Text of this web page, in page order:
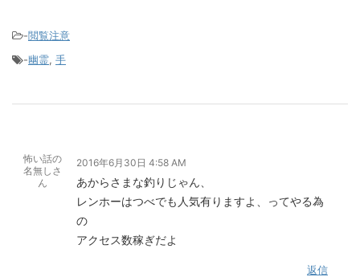
-閲覧注意
-幽霊, 手
怖い話の
名無しさ
ん
2016年6月30日 4:58 AM
あからさまな釣りじゃん、
レンホーはつべでも人気有りますよ、ってやる為
の
アクセス数稼ぎだよ
返信